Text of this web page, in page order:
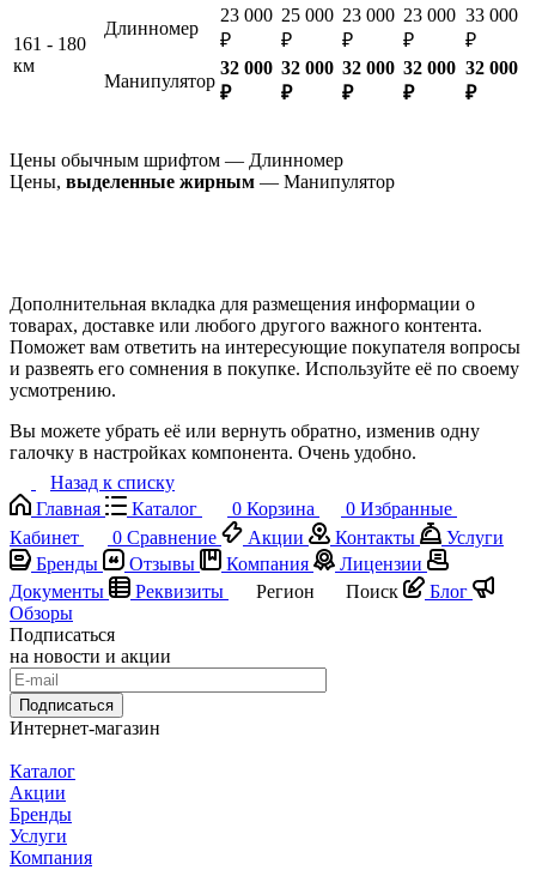
161 - 180
км
Длинномер
23 000
₽
25 000
₽
23 000
₽
23 000
₽
33 000
₽
Манипулятор
32 000
₽
32 000
₽
32 000
₽
32 000
₽
32 000
₽
Цены обычным шрифтом — Длинномер
Цены, выделенные жирным — Манипулятор
Дополнительная вкладка для размещения информации о
товарах, доставке или любого другого важного контента.
Поможет вам ответить на интересующие покупателя вопросы
и развеять его сомнения в покупке. Используйте её по своему
усмотрению.
Вы можете убрать её или вернуть обратно, изменив одну
галочку в настройках компонента. Очень удобно.
Назад к списку
Главная
Каталог 0 Корзина 0 Избранные
Кабинет
0 Сравнение Акции Контакты
Услуги
Бренды
Отзывы Компания
Лицензии
Документы
Реквизиты Регион Поиск
Блог
Обзоры
Подписаться
на новости и акции
Подписаться
Интернет-магазин
Каталог
Акции
Бренды
Услуги
Компания